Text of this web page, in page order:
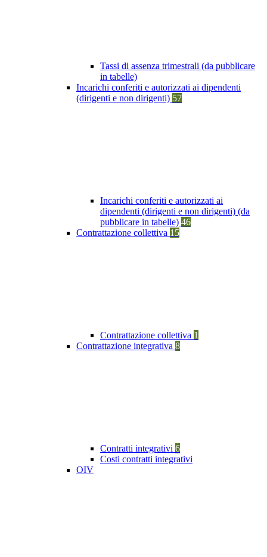
Tassi di assenza trimestrali (da pubblicare
in tabelle)
Incarichi conferiti e autorizzati ai dipendenti
(dirigenti e non dirigenti) 57
Incarichi conferiti e autorizzati ai
dipendenti (dirigenti e non dirigenti) (da
pubblicare in tabelle) 46
Contrattazione collettiva 15
Contrattazione collettiva 1
Contrattazione integrativa 8
Contratti integrativi 6
Costi contratti integrativi
OIV